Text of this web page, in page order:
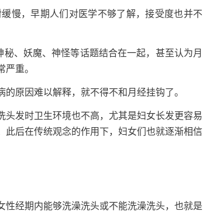
，早期人们对医学不够了解，接受度也并不
、妖魔、神怪等话题结合在一起，甚至认为月
重。
原因难以解释，就不得不和月经挂钩了。
发时卫生环境也不高，尤其是妇女长发更容易
后在传统观念的作用下，妇女们也就逐渐相信
经期内能够洗澡洗头或不能洗澡洗头，也就是